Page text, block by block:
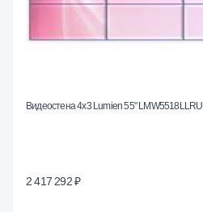
Видеостена 4x3 Lumien 55" LMW5518LLRU
2 417 292 ₽